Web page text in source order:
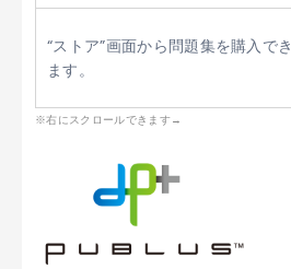
“ストア”画面から問題集を購入でき
ます。